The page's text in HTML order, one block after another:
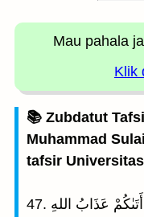
Mau pahala
Klik
📚 Zubdatut
Muhammad
tafsir
47. قُلْ أَرَءَيْتَكُمْ إِنْ أَتَىٰكُمْ عَذَابُ اللهِ (Katakanlah: